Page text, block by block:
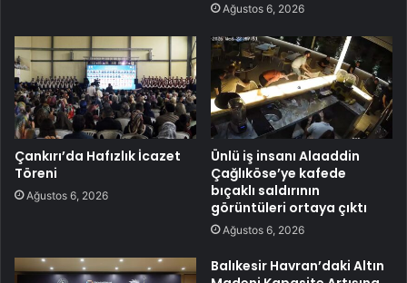
Ağustos 6, 2026
Çankırı’da Hafızlık İcazet
Töreni
Ağustos 6, 2026
Ünlü iş insanı Alaaddin
Çağlıköse’ye kafede
bıçaklı saldırının
görüntüleri ortaya çıktı
Ağustos 6, 2026
Balıkesir Havran’daki Altın